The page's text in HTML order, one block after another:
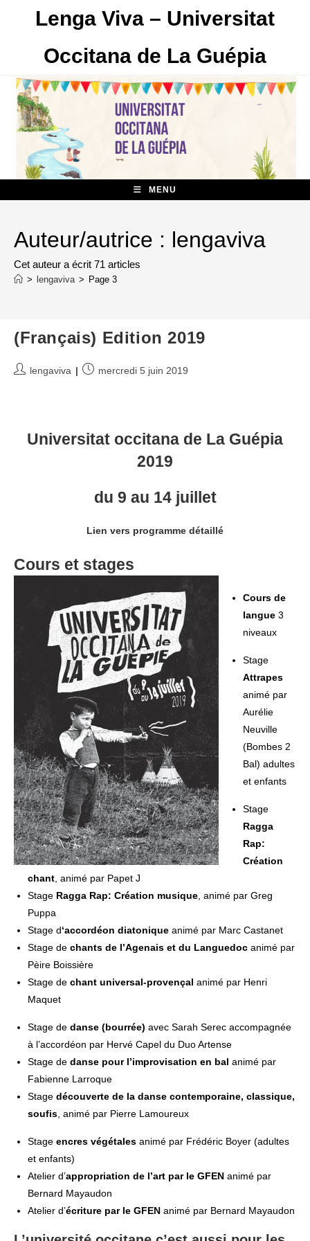
Lenga Viva – Universitat
Occitana de La Guépia
MENU
Auteur/autrice : lengaviva
Cet auteur a écrit 71 articles
> lengaviva > Page 3
(Français) Edition 2019
Auteur/autrice
lengaviva
Publication
mercredi 5 juin 2019
Universitat occitana de La Guépia
2019
du 9 au 14 juillet
Lien vers programme détaillé
Cours et stages
Cours de
langue3
niveaux
Stage
Attrapes
animé par
Aurélie
Neuville
(Bombes 2
Bal) adultes
et enfants
Stage
Ragga
Rap:
Création
chant , animé par Papet J
Stage Ragga Rap: Création musique , animé par Greg
Puppa
Stage d‘accordéon diatonique animé par Marc Castanet
Stage de chants de l’Agenais et du Languedoc animé par
Pèire Boissière
Stage de chant universal-provençal animé par Henri
Maquet
Stage de danse (bourrée) avec Sarah Serec accompagnée
à l’accordéon par Hervé Capel du Duo Artense
Stage de danse pour l’improvisation en bal animé par
Fabienne Larroque
Stage découverte de la danse contemporaine, classique,
soufis , animé par Pierre Lamoureux
Stage encres végétales animé par Frédéric Boyer (adultes
et enfants)
Atelier d’appropriation de l’art par le GFEN animé par
Bernard Mayaudon
Atelier d’écriture par le GFEN animé par Bernard Mayaudon